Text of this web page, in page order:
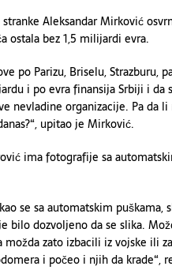
stranke Aleksandar Mirković
ostala bez 1,5 milijardi evra.
po Parizu, Briselu, Strazburu,
i po evra finansija Srbiji i
nevladine organizacije. Pa da
upitao je Mirković.
ima fotografije sa
se sa automatskim puškama,
bilo dozvoljeno da se slika.
možda zato izbacili iz vojske ili
i počeo i njih da krade“,